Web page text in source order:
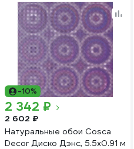
-10%
2 342 ₽
2 602 ₽
Натуральные обои Cosca
Decor Диско Дэнс, 5.5x0.91 м